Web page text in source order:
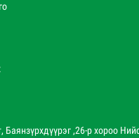
Баянзүрхдүүрэг ,26-р хороо